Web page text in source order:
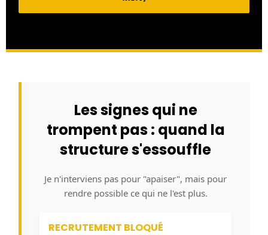
Les signes qui ne
trompent pas : quand la
structure s'essouffle
Je n'interviens pas pour "apaiser", mais pour
rendre possible ce qui ne l'est plus.
RECRUTEMENT BLOQUÉ